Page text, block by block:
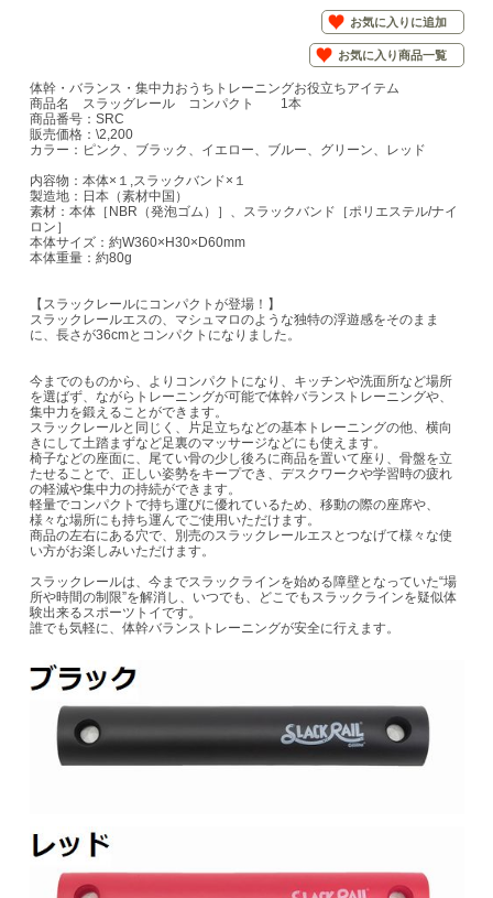
お気に入りに追加
お気に入り商品一覧
体幹・バランス・集中力おうちトレーニングお役立ちアイテム
商品名 スラッグレール コンパクト 1本
商品番号：SRC
販売価格：\2,200
カラー：ピンク、ブラック、イエロー、ブルー、グリーン、レッド
内容物：本体×１,スラックバンド×１
製造地：日本（素材中国）
素材：本体［NBR（発泡ゴム）］、スラックバンド［ポリエステル/ナイ
ロン］
本体サイズ：約W360×H30×D60mm
本体重量：約80g
【スラックレールにコンパクトが登場！】
スラックレールエスの、マシュマロのような独特の浮遊感をそのまま
に、長さが36cmとコンパクトになりました。
今までのものから、よりコンパクトになり、キッチンや洗面所など場所
を選ばず、ながらトレーニングが可能で体幹バランストレーニングや、
集中力を鍛えることができます。
スラックレールと同じく、片足立ちなどの基本トレーニングの他、横向
きにして土踏まずなど足裏のマッサージなどにも使えます。
椅子などの座面に、尾てい骨の少し後ろに商品を置いて座り、骨盤を立
たせることで、正しい姿勢をキープでき、デスクワークや学習時の疲れ
の軽減や集中力の持続ができます。
軽量でコンパクトで持ち運びに優れているため、移動の際の座席や、
様々な場所にも持ち運んでご使用いただけます。
商品の左右にある穴で、別売のスラックレールエスとつなげて様々な使
い方がお楽しみいただけます。
スラックレールは、今までスラックラインを始める障壁となっていた“場
所や時間の制限”を解消し、いつでも、どこでもスラックラインを疑似体
験出来るスポーツトイです。
誰でも気軽に、体幹バランストレーニングが安全に行えます。